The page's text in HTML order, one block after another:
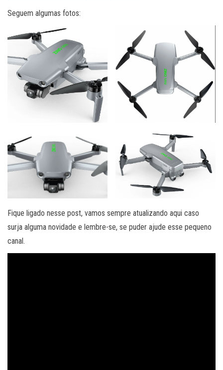
Seguem algumas fotos:
Fique ligado nesse post, vamos sempre atualizando aqui caso
surja alguma novidade e lembre-se, se puder ajude esse pequeno
canal.